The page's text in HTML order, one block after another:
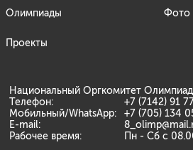
Олимпиады
Проекты
Фото
Национальный Оргкомитет
Телефон:
+7 (7142) 91
Мобильный/WhatsApp:
+7 (705) 134
E-mail:
Рабочее время:
Пн - Сб с